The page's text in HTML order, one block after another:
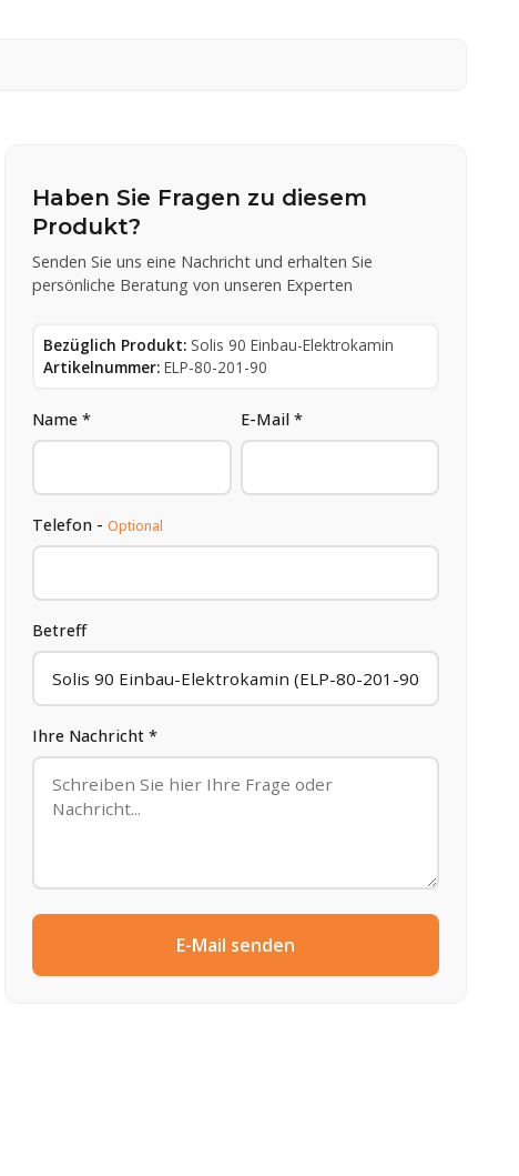
Haben Sie Fragen zu diesem
Produkt?
Senden Sie uns eine Nachricht und erhalten Sie
persönliche Beratung von unseren Experten
Bezüglich Produkt: Solis 90 Einbau-Elektrokamin
Artikelnummer: ELP-80-201-90
Name * E-Mail *
Telefon -Optional
Betreff
Ihre Nachricht *
E-Mail senden